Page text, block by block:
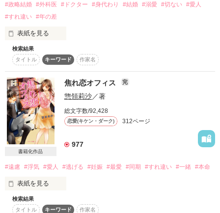
ジャンル
感想
ステータス
作品の長さ 長編
コンテスト
超短編！フェチから始まる溺愛コンテスト
スターツ出版小説投稿サイト合同企画「1話からの長編大
その他の条件
#政略結婚 #外科医 #ドクター #身代わり #結婚 #溺愛 #切ない #愛人
#すれ違い #年の差
表紙を見る
「夫婦として過ごすつもりはない」
夫となった男性は、どこまでも冷淡な視線で私を見下ろしなが
らそう告げた。
三橋　優（みつはし　ゆう）　２２歳
三橋製薬社長の愛人の子
×
緒方　一矢（おがた　いちや）　３４歳
緒方総合病院の次期院長
〝愛人の子〟
検索結果
タイトル
キーワード 作家名
書籍化作品
焦れ恋オフィス 完
惣領莉沙／著
総文字数/92,428
恋愛(キケン・ダーク) 312ページ
977
#遠慮 #浮気 #愛人 #逃げる #妊娠 #最愛 #同期 #すれ違い #一緒 #本命
表紙を見る
私はあなたの浮気相手
検索結果
タイトル
キーワード 作家名